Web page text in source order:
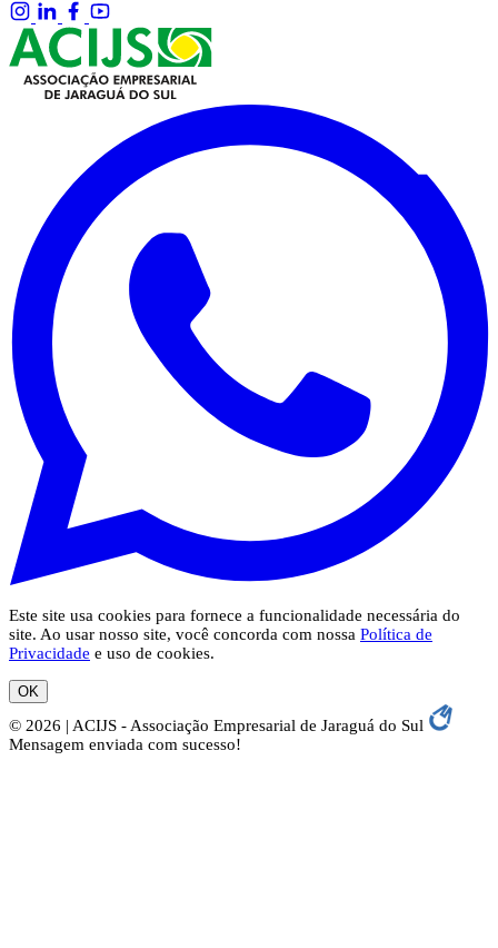
Este site usa cookies para fornece a funcionalidade necessária do
site. Ao usar nosso site, você concorda com nossa Política de
Privacidade e uso de cookies.
OK
© 2026 | ACIJS - Associação Empresarial de Jaraguá do Sul
Mensagem enviada com sucesso!